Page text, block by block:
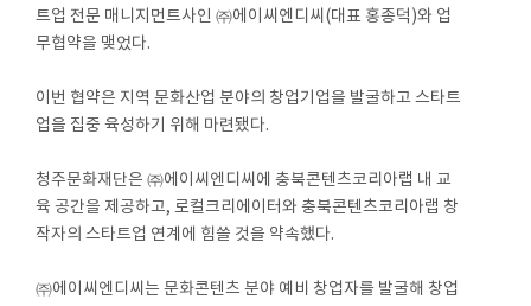
트업 전문 매니지먼트사인 ㈜에이씨엔디씨(대표 홍종덕)와 업
무협약을 맺었다.
이번 협약은 지역 문화산업 분야의 창업기업을 발굴하고 스타트
업을 집중 육성하기 위해 마련됐다.
청주문화재단은 ㈜에이씨엔디씨에 충북콘텐츠코리아랩 내 교
육 공간을 제공하고, 로컬크리에이터와 충북콘텐츠코리아랩 창
작자의 스타트업 연계에 힘쓸 것을 약속했다.
㈜에이씨엔디씨는 문화콘텐츠 분야 예비 창업자를 발굴해 창업